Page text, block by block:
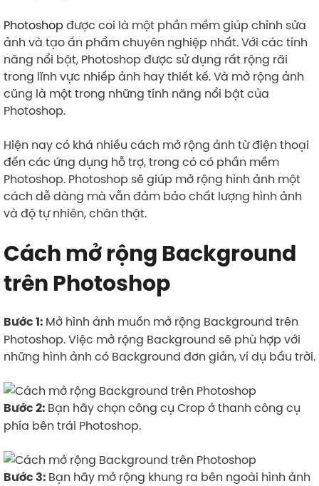
Photoshop được coi là một phần mềm giúp chỉnh sửa
ảnh và tạo ấn phẩm chuyên nghiệp nhất. Với các tính
năng nổi bật, Photoshop được sử dụng rất rộng rãi
trong lĩnh vực nhiếp ảnh hay thiết kế. Và mở rộng ảnh
cũng là một trong những tính năng nổi bật của
Photoshop.
Hiện nay có khá nhiều cách mở rộng ảnh từ điện thoại
đến các ứng dụng hỗ trợ, trong có có phần mềm
Photoshop. Photoshop sẽ giúp mở rộng hình ảnh một
cách dễ dàng mà vẫn đảm bảo chất lượng hình ảnh
và độ tự nhiên, chân thật.
Cách mở rộng Background
trên Photoshop
Bước 1: Mở hình ảnh muốn mở rộng Background trên
Photoshop. Việc mở rộng Background sẽ phù hợp với
những hình ảnh có Background đơn giản, ví dụ bầu trời.
Bước 2: Bạn hãy chọn công cụ Crop ở thanh công cụ
phía bên trái Photoshop.
Bước 3: Bạn hãy mở rộng khung ra bên ngoài hình ảnh